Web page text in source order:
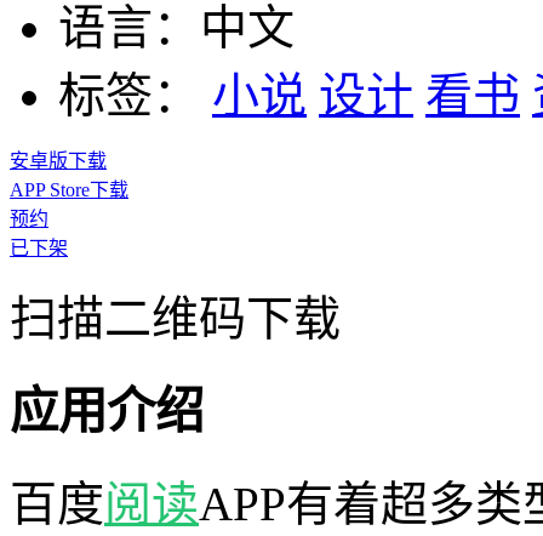
语言： 中文
标签：
小说 设计 看书
安卓版下载
APP Store下载
预约
已下架
扫描二维码下载
应用介绍
百度阅读APP有着超多类